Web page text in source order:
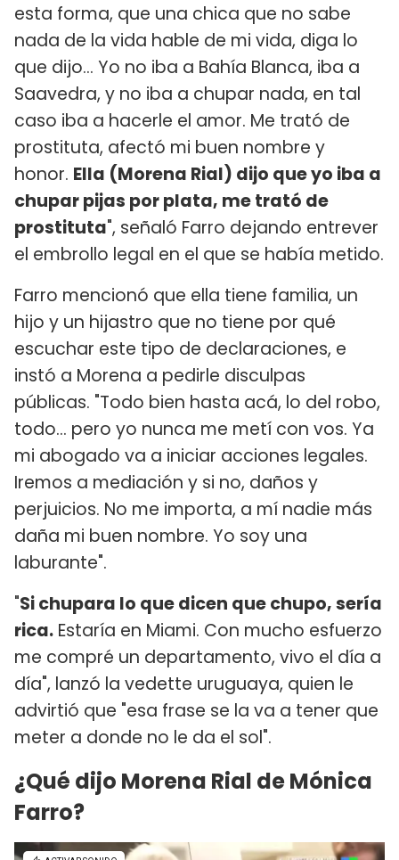
esta forma, que una chica que no sabe
nada de la vida hable de mi vida, diga lo
que dijo... Yo no iba a Bahía Blanca, iba a
Saavedra, y no iba a chupar nada, en tal
caso iba a hacerle el amor. Me trató de
prostituta, afectó mi buen nombre y
honor. Ella (Morena Rial) dijo que yo iba a
chupar pijas por plata, me trató de
prostituta", señaló Farro dejando entrever
el embrollo legal en el que se había metido.
Farro mencionó que ella tiene familia, un
hijo y un hijastro que no tiene por qué
escuchar este tipo de declaraciones, e
instó a Morena a pedirle disculpas
públicas. "Todo bien hasta acá, lo del robo,
todo... pero yo nunca me metí con vos. Ya
mi abogado va a iniciar acciones legales.
Iremos a mediación y si no, daños y
perjuicios. No me importa, a mí nadie más
daña mi buen nombre. Yo soy una
laburante".
"Si chupara lo que dicen que chupo, sería
rica. Estaría en Miami. Con mucho esfuerzo
me compré un departamento, vivo el día a
día", lanzó la vedette uruguaya, quien le
advirtió que "esa frase se la va a tener que
meter a donde no le da el sol".
¿Qué dijo Morena Rial de Mónica
Farro?